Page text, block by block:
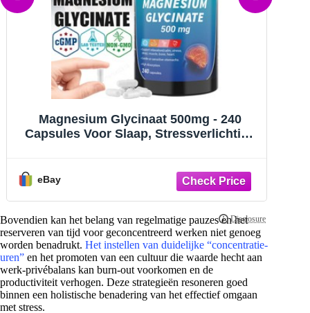
Magnesium Glycinaat 500mg - 240
Voor Slaap, Stressverlichting
eBay
Bovendien kan het belang van regelmatige pauzes en het
reserveren van tijd voor geconcentreerd werken niet genoeg
worden benadrukt. Het instellen van duidelijke “concentratie-
uren” en het promoten van een cultuur die waarde hecht aan
werk-privébalans kan burn-out voorkomen en de
productiviteit verhogen. Deze strategieën resoneren goed
binnen een holistische benadering van het effectief omgaan
met stress.